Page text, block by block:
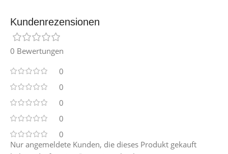
Kundenrezensionen
0 Bewertungen
0
0
0
0
0
Nur angemeldete Kunden, die dieses Produkt gekauft